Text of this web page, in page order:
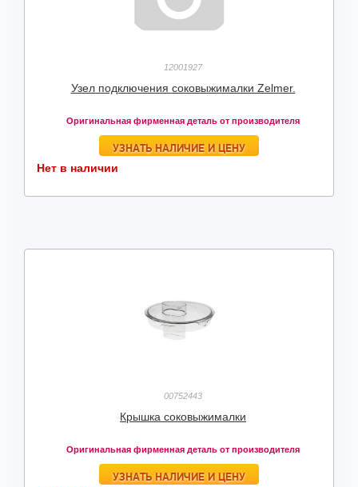
12001927
Узел подключения соковыжималки Zelmer.
Оригинальная фирменная деталь от производителя
УЗНАТЬ НАЛИЧИЕ И ЦЕНУ
Нет в наличии
00752443
Крышка соковыжималки
Оригинальная фирменная деталь от производителя
УЗНАТЬ НАЛИЧИЕ И ЦЕНУ